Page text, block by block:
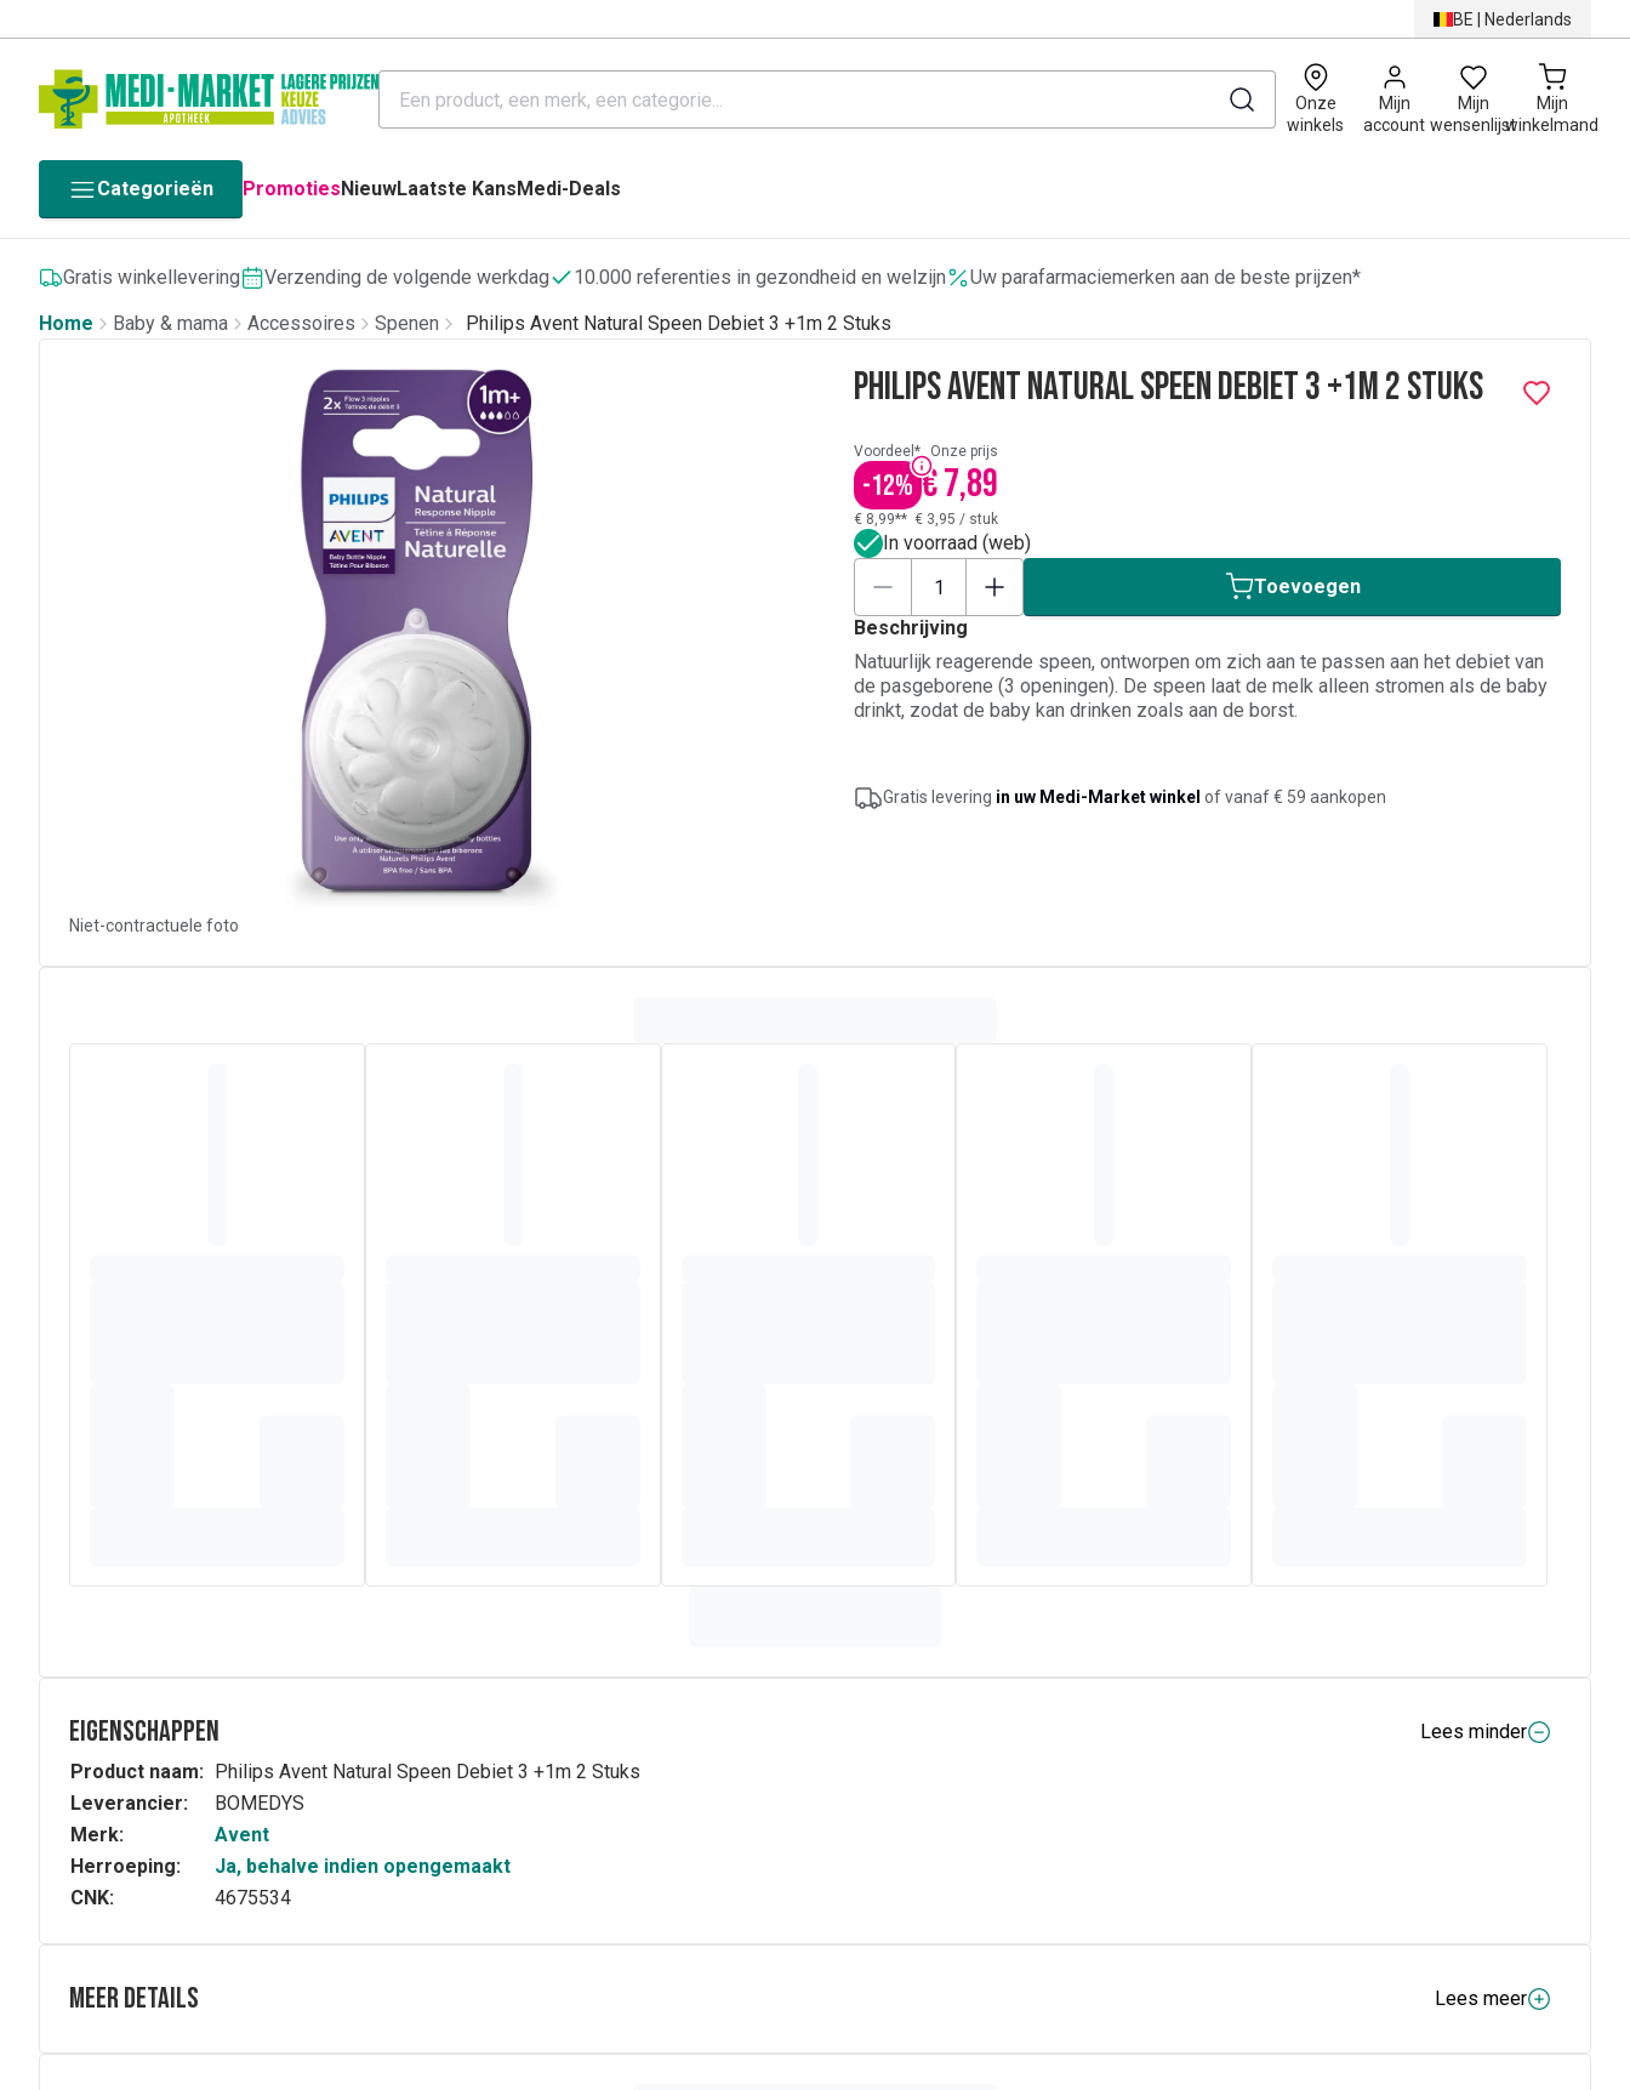
BE | Nederlands
Onze
winkels
Mijn
account
Mijn
wensenlijst
Mijn
winkelmand
0
Categorieën PromotiesNieuwLaatste KansMedi-Deals
Gratis winkellevering Verzending de volgende werkdag 10.000 referenties in gezondheid en welzijn
Uw parafarmaciemerken aan de beste prijzen*
Home
Baby & mama Accessoires Spenen Philips Avent Natural Speen Debiet 3 +1m 2 Stuks
Niet-contractuele foto
Philips Avent Natural Speen Debiet 3 +1m 2 Stuks
Voordeel*
-12%
Onze prijs
€ 7,89
€ 8,99** € 3,95 / stuk
In voorraad (web)
Toevoegen
Beschrijving
Natuurlijk reagerende speen, ontworpen om zich aan te passen aan het debiet van
de pasgeborene (3 openingen). De speen laat de melk alleen stromen als de baby
drinkt, zodat de baby kan drinken zoals aan de borst.
Gratis levering in uw Medi-Market winkel of vanaf € 59 aankopen
Eigenschappen
Lees minder
Product naam: Philips Avent Natural Speen Debiet 3 +1m 2 Stuks
Leverancier:
BOMEDYS
Merk:
Avent
Herroeping:
Ja, behalve indien opengemaakt
CNK:
4675534
Meer details
Lees meer
Een speen die werkt als een borst